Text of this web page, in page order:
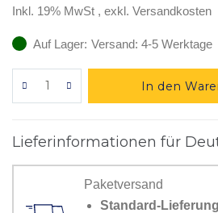
Inkl. 19% MwSt , exkl. Versandkosten
Auf Lager: Versand: 4-5 Werktage
In den
Lieferinformationen für
Paketversand
Standard-Lieferung